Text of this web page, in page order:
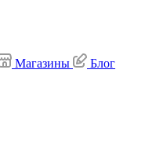
Магазины Блог